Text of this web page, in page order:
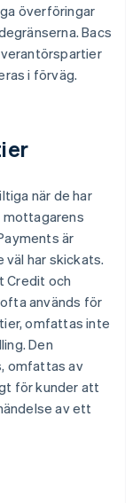
överföringar
Bacs
i förväg.
när de har
mottagarens
är
väl har skickats.
Credit och
används för
omfattas inte
Den
omfattas av
för kunder att
av ett